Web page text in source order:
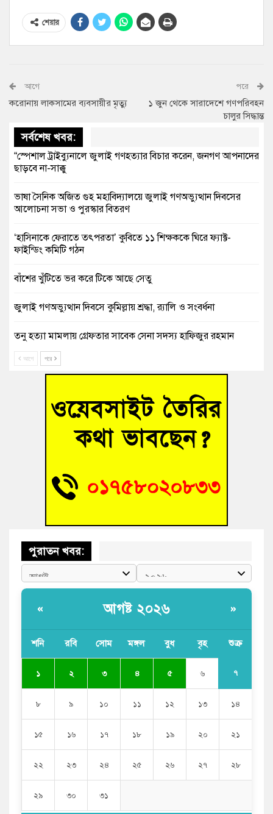
শেয়ার
আগে
করোনায় লাকসামের ব্যবসায়ীর মৃত্যু
পরে
১ জুন থেকে সারাদেশে গণপরিবহন
চালুর সিদ্ধান্ত
সর্বশেষ খবর:
“স্পেশাল ট্রাইব্যুনালে জুলাই গণহত্যার বিচার করেন, জনগণ আপনাদের
ছাড়বে না-সাক্কু
ভাষা সৈনিক অজিত গুহ মহাবিদ্যালয়ে জুলাই গণঅভ্যুত্থান দিবসের
আলোচনা সভা ও পুরস্কার বিতরণ
‘হাসিনাকে ফেরাতে তৎপরতা’ কুবিতে ১১ শিক্ষককে ঘিরে ফ্যাক্ট-
ফাইন্ডিং কমিটি গঠন
বাঁশের খুঁটিতে ভর করে টিকে আছে সেতু
জুলাই গণঅভ্যুত্থান দিবসে কুমিল্লায় শ্রদ্ধা, র‍্যালি ও সংবর্ধনা
তনু হত্যা মামলায় গ্রেফতার সাবেক সেনা সদস্য হাফিজুর রহমান
হাইকোর্টের জামিনে মুক্ত
আহত শিক্ষার্থীদের দেখতে গিয়ে মেডিকেলের ক্যান্টিনে অবরুদ্ধ জবি
হোমনায় বিধবা নারীর জমি দখল ও জীবননাশের হুমকির অভিযোগ
বুড়িচংয়ে অতিথি পাখির আবাসস্থল সংরক্ষণে প্রশাসনের উদ্যোগ; ৯
বুড়িচংয়ে জুলাই গণঅভ্যুত্থান দিবস উদযাপন উপলক্ষে প্রস্তুতিমূলক
আগে পরে
পুরাতন খবর:
« আগষ্ট ২০২৬ »
শনি রবি সোম মঙ্গল বুধ বৃহ শুক্র
১ ২ ৩ ৪ ৫ ৬ ৭
৮ ৯ ১০ ১১ ১২ ১৩ ১৪
১৫ ১৬ ১৭ ১৮ ১৯ ২০ ২১
২২ ২৩ ২৪ ২৫ ২৬ ২৭ ২৮
২৯ ৩০ ৩১